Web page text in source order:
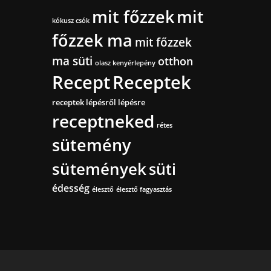
kókusz csók mit főzzekmit
főzzek ma mit főzzek
ma süti olasz kenyérlepény otthon
ReceptReceptek
receptek lépésről lépésre
receptneked rétes
sütemény
süteményeksüti
édesség élesztő élesztő fagyasztás